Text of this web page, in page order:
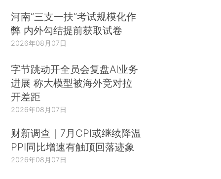
河南“三支一扶”考试规模化作
弊 内外勾结提前获取试卷
2026年08月07日
字节跳动开全员会复盘AI业务
进展 称大模型被海外竞对拉
开差距
2026年08月07日
财新调查｜7月CPI或继续降温
PPI同比增速有触顶回落迹象
2026年08月07日